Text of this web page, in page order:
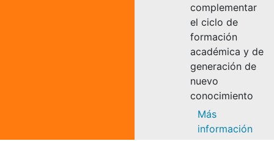
complementar
el ciclo de
formación
académica y de
generación de
nuevo
conocimiento
Más
información